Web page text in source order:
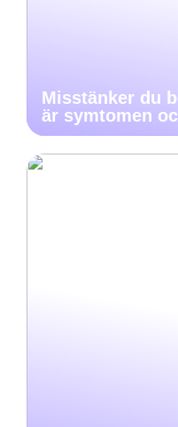
Misstänker du
är symtomen